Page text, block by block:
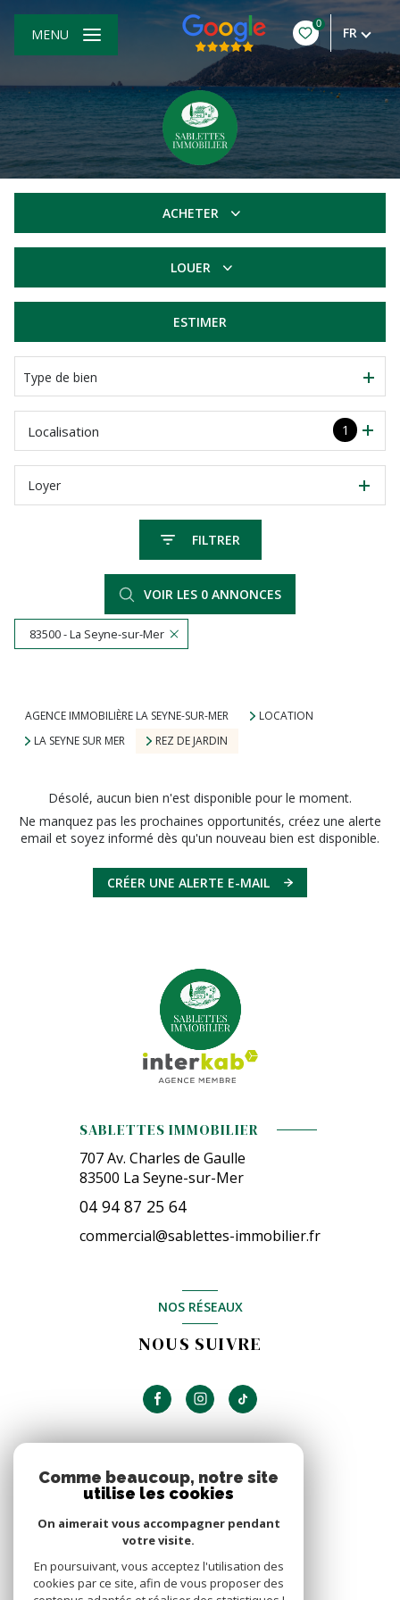
0
FR
MENU
ACHETER
LOUER
ESTIMER
Type de bien
1
Localisation
Loyer
FILTRER
VOIR LES 0 ANNONCES
83500 - La Seyne-sur-Mer
AGENCE IMMOBILIÈRE LA SEYNE-SUR-MER
LOCATION
LA SEYNE SUR MER
REZ DE JARDIN
Désolé, aucun bien n'est disponible pour le moment.
Ne manquez pas les prochaines opportunités, créez une alerte
email et soyez informé dès qu'un nouveau bien est disponible.
CRÉER UNE ALERTE E-MAIL
SABLETTES IMMOBILIER
707 Av. Charles de Gaulle
83500 La Seyne-sur-Mer
04 94 87 25 64
commercial@sablettes-immobilier.fr
NOS RÉSEAUX
NOUS SUIVRE
NOUS ADHÉRONS
Comme beaucoup, notre site
utilise les cookies
On aimerait vous accompagner pendant
votre visite.
En poursuivant, vous acceptez l'utilisation des
cookies par ce site, afin de vous proposer des